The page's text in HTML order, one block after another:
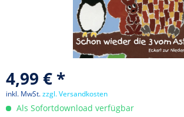
4,99 € *
inkl. MwSt.zzgl. Versandkosten
Als Sofortdownload verfügbar